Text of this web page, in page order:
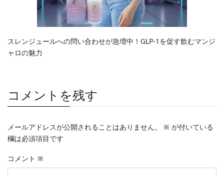
スレンジュールへの問い合わせが急増中！GLP-1を促す飲むマンジ
ャロの魅力
コメントを残す
メールアドレスが公開されることはありません。 ※ が付いている
欄は必須項目です
コメント ※